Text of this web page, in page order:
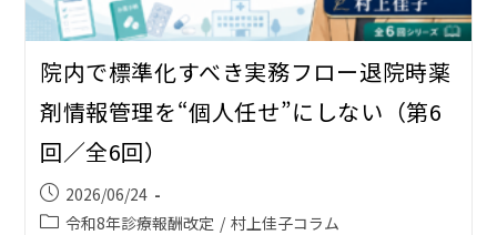
院内で標準化すべき実務フロー――退院時薬
剤情報管理を“個人任せ”にしない（第6
回／全6回）
2026/06/24
令和8年診療報酬改定 / 村上佳子コラム